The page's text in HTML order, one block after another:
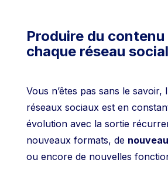
Produire du
chaque réseau social
Vous n’êtes pas sans le savoir,
réseaux sociaux est en
évolution avec la sortie
nouveaux formats, de
ou encore de nouvelles